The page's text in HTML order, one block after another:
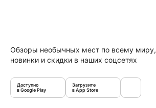
Обзоры необычных мест по всему миру,
новинки и скидки в наших соцсетях
Доступно
в Google Play
Загрузите
в App Store